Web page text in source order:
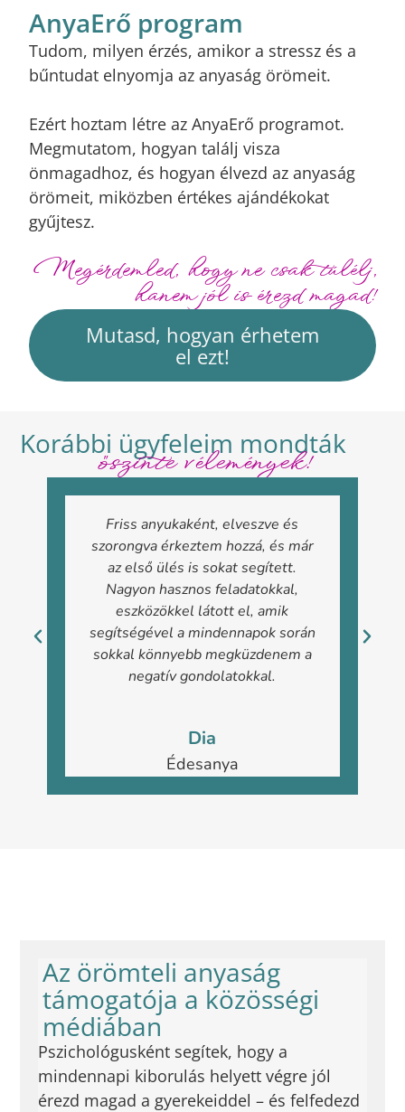
AnyaErő program
Tudom, milyen érzés, amikor a stressz és a
bűntudat elnyomja az anyaság örömeit.
Ezért hoztam létre az AnyaErő programot.
Megmutatom, hogyan találj visza
önmagadhoz, és hogyan élvezd az anyaság
örömeit, miközben értékes ajándékokat
gyűjtesz.
Megérdemled, hogy ne csak túlélj,
hanem jól is érezd magad!
Mutasd, hogyan érhetem
el ezt!
Korábbi ügyfeleim mondták
őszinte vélemények!
Friss anyukaként, elveszve és
szorongva érkeztem hozzá, és már
az első ülés is sokat segített.
Nagyon hasznos feladatokkal,
eszközökkel látott el, amik
segítségével a mindennapok során
sokkal könnyebb megküzdenem a
negatív gondolatokkal.
Dia
Édesanya
Az örömteli anyaság
támogatója a közösségi
médiában​
Pszichológusként segítek, hogy a
mindennapi kiborulás helyett végre jól
érezd magad a gyerekeiddel – és felfedezd